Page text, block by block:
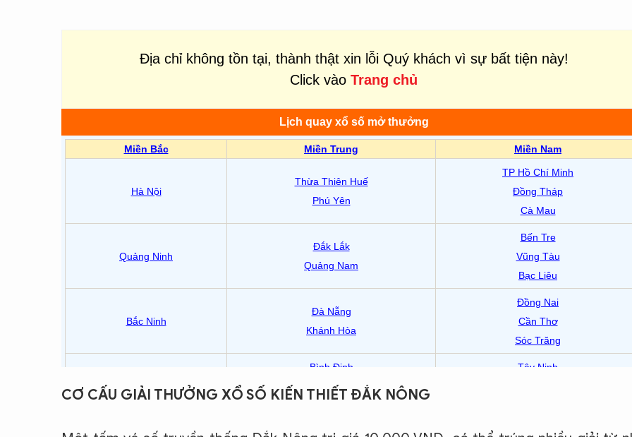
CƠ CẤU GIẢI THƯỞNG XỔ SỐ KIẾN THIẾT ĐẮK NÔNG